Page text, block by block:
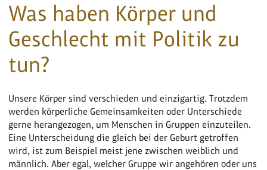
Was haben Körper und
Geschlecht mit Politik zu
tun?
Unsere Körper sind verschieden und einzigartig. Trotzdem
werden körperliche Gemeinsamkeiten oder Unterschiede
gerne herangezogen, um Menschen in Gruppen einzuteilen.
Eine Unterscheidung die gleich bei der Geburt getroffen
wird, ist zum Beispiel meist jene zwischen weiblich und
männlich. Aber egal, welcher Gruppe wir angehören oder uns